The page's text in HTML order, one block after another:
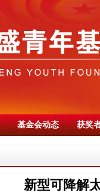
基金会动态 获奖
新型可降解